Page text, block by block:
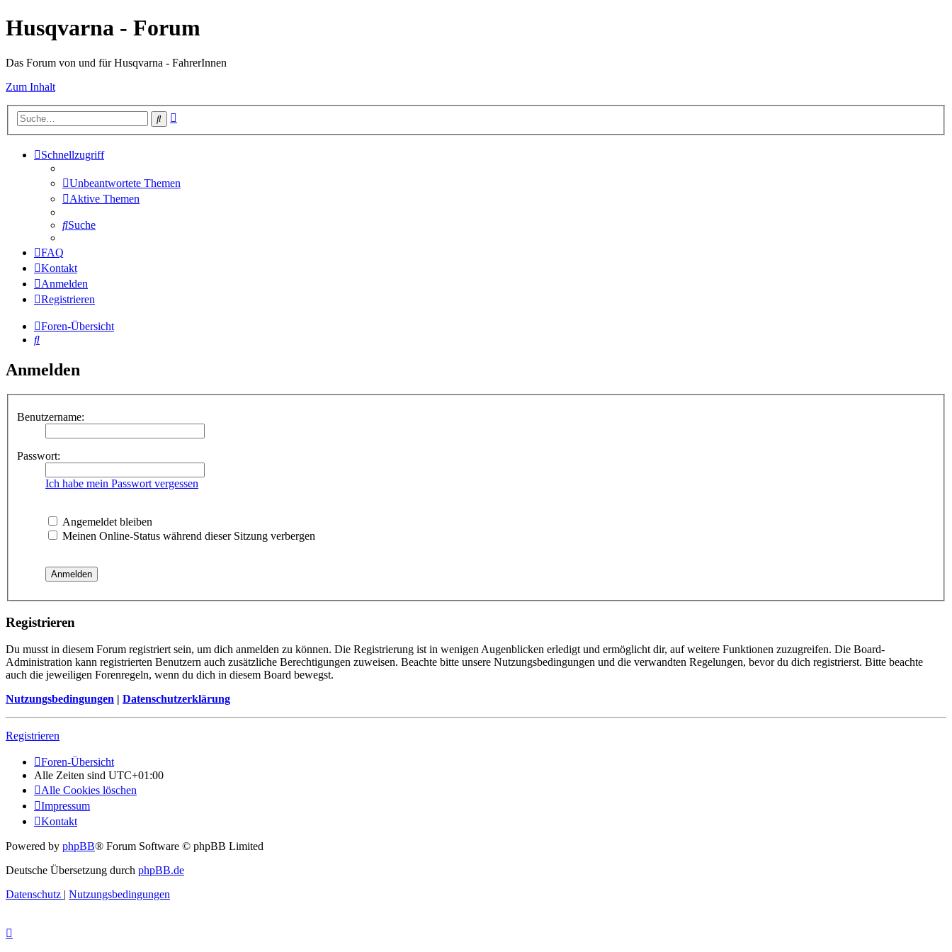
Husqvarna - Forum
Das Forum von und für Husqvarna - FahrerInnen
Zum Inhalt
Suche
Schnellzugriff
Unbeantwortete Themen
Aktive Themen
Suche
FAQ
Kontakt
Anmelden
Registrieren
Foren-Übersicht
Suche
Anmelden
Benutzername:
Passwort:
Ich habe mein Passwort vergessen
Angemeldet bleiben
Meinen Online-Status während dieser Sitzung verbergen
Registrieren
Du musst in diesem Forum registriert sein, um dich anmelden zu können. Die Registrierung ist in wenigen Augenblicken erledigt und ermöglicht dir, auf weitere Funktionen zuzugreifen. Die Board-
Administration kann registrierten Benutzern auch zusätzliche Berechtigungen zuweisen. Beachte bitte unsere Nutzungsbedingungen und die verwandten Regelungen, bevor du dich registrierst. Bitte beachte
auch die jeweiligen Forenregeln, wenn du dich in diesem Board bewegst.
Nutzungsbedingungen | Datenschutzerklärung
Registrieren
Foren-Übersicht
Alle Zeiten sind UTC+01:00
Alle Cookies löschen
Impressum
Kontakt
Powered by phpBB® Forum Software © phpBB Limited
Deutsche Übersetzung durch phpBB.de
Datenschutz | Nutzungsbedingungen